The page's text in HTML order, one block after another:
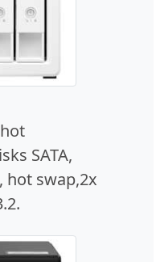
SATA,
hot swap,2x